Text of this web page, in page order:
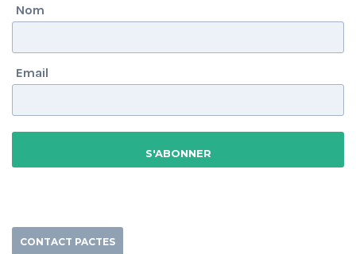
Nom
Email
CONTACT PACTES